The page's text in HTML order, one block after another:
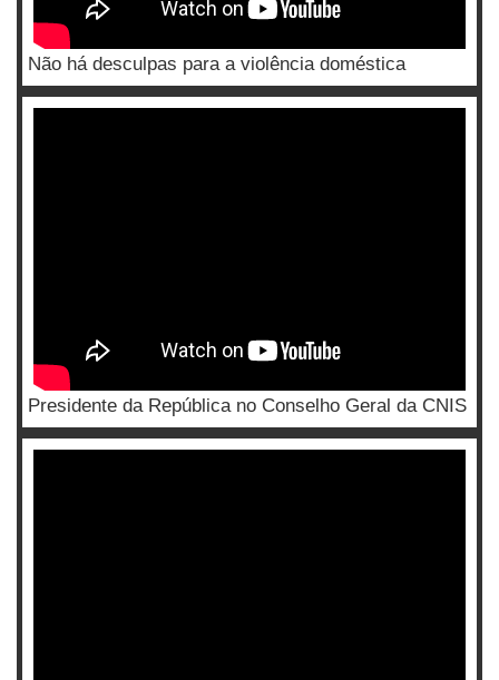
Não há desculpas para a violência doméstica
Presidente da República no Conselho Geral da CNIS